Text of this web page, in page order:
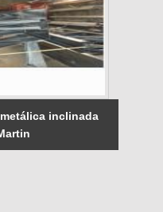
inclinada